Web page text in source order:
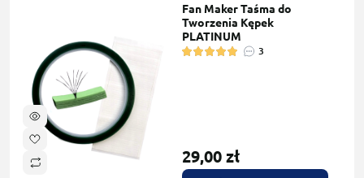
Fan Maker Taśma do
Tworzenia Kępek
PLATINUM
3
29,00 zł